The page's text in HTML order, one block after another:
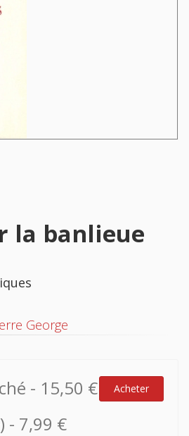
la banlieue
George
- 15,50 € Acheter
- 7,99 €